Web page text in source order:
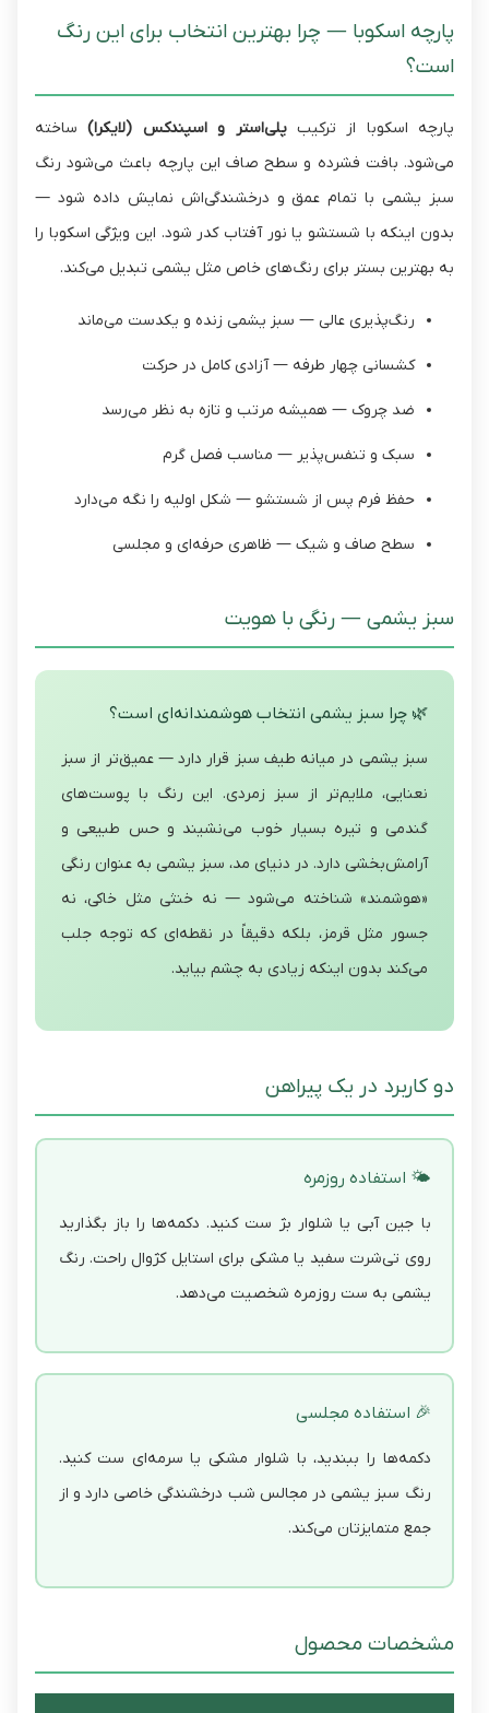
پارچه اسکوبا — چرا بهترین انتخاب برای این رنگ
است؟
پارچه اسکوبا از ترکیبپلی‌استر و اسپندکس (لایکرا)ساخته
می‌شود. بافت فشرده و سطح صاف این پارچه باعث می‌شود رنگ
سبز یشمی با تمام عمق و درخشندگی‌اش نمایش داده شود —
بدون اینکه با شستشو یا نور آفتاب کدر شود. این ویژگی اسکوبا را
به بهترین بستر برای رنگ‌های خاص مثل یشمی تبدیل می‌کند.
رنگ‌پذیری عالی — سبز یشمی زنده و یکدست می‌ماند
کشسانی چهار طرفه — آزادی کامل در حرکت
ضد چروک — همیشه مرتب و تازه به نظر می‌رسد
سبک و تنفس‌پذیر — مناسب فصل گرم
حفظ فرم پس از شستشو — شکل اولیه را نگه می‌دارد
سطح صاف و شیک — ظاهری حرفه‌ای و مجلسی
سبز یشمی — رنگی با هویت
🌿 چرا سبز یشمی انتخاب هوشمندانه‌ای است؟
سبز یشمی در میانه طیف سبز قرار دارد — عمیق‌تر از سبز
نعنایی، ملایم‌تر از سبز زمردی. این رنگ با پوست‌های
گندمی و تیره بسیار خوب می‌نشیند و حس طبیعی و
آرامش‌بخشی دارد. در دنیای مد، سبز یشمی به عنوان رنگی
«هوشمند» شناخته می‌شود — نه خنثی مثل خاکی، نه
جسور مثل قرمز، بلکه دقیقاً در نقطه‌ای که توجه جلب
می‌کند بدون اینکه زیادی به چشم بیاید.
دو کاربرد در یک پیراهن
🌤 استفاده روزمره
با جین آبی یا شلوار بژ ست کنید. دکمه‌ها را باز بگذارید
روی تی‌شرت سفید یا مشکی برای استایل کژوال راحت. رنگ
یشمی به ست روزمره شخصیت می‌دهد.
🎉 استفاده مجلسی
دکمه‌ها را ببندید، با شلوار مشکی یا سرمه‌ای ست کنید.
رنگ سبز یشمی در مجالس شب درخشندگی خاصی دارد و از
جمع متمایزتان می‌کند.
مشخصات محصول